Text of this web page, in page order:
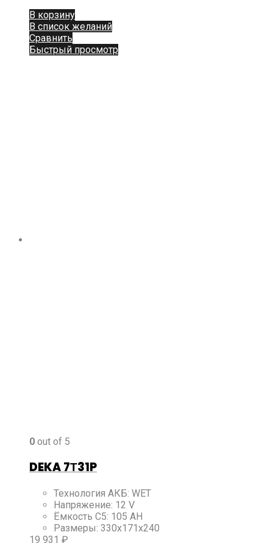
В корзину
В список желаний
Сравнить
Быстрый просмотр
0 out of 5
DEKA 7Т31P
Технология АКБ: WET
Напряжение: 12 V
Ёмкость C5: 105 AH
Размеры: 330x171x240
19 931 ₽